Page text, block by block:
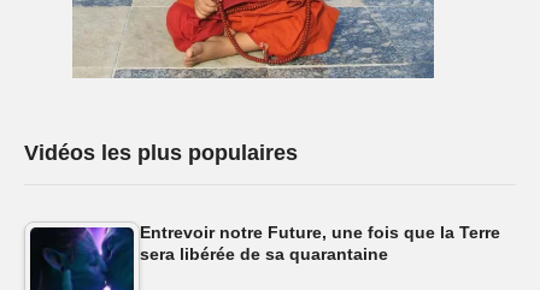
Vidéos les plus populaires
Entrevoir notre Future, une fois que la Terre
sera libérée de sa quarantaine